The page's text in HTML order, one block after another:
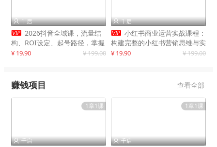
 千启
 2026抖音全域课，流量结
构、ROI设定、起号路径，掌握
平台新规下利润最大化
¥ 19.90 ¥ 199.00
 千启
 小红书商业运营实战课程：
构建完整的小红书营销思维与实
战能力，案例店铺月销破百万！
¥ 19.90 ¥ 199.00
赚钱项目 查看全部
1章1课
 千启
1章1课
 千启